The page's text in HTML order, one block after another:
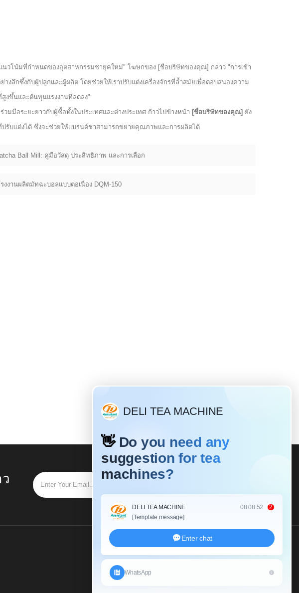
นวโน้มที่กำหนดของอุตสาหกรรมชายุคใหม่" โฆษกของ [ชื่อบริษัทของคุณ] กล่าว "การเข้า
างลึกซึ้งกับผู้ปลูกและผู้ผลิต โดยช่วยให้เราปรับแต่งเครื่องจักรที่ล้ำสมัยเพื่อตอบสนองความ
สูงขึ้นและต้นทุนแรงงานที่ลดลง"
มมือระยะยาวกับผู้ซื้อทั้งในประเทศและต่างประเทศ ก้าวไปข้างหน้า [ชื่อบริษัทของคุณ]ยัง
รับแต่งได้ ซึ่งจะช่วยให้แบรนด์ชาสามารถขยายคุณภาพและการผลิตได้
Ball Mill: คู่มือวัสดุ ประสิทธิภาพ และการเลือก
งานผลิตมัทฉะบอลแบบต่อเนื่อง DQM-150
Send Us An Inquiry